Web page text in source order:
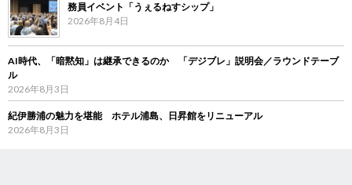
務員イベント「うぇるねすシップ」
2026年8月4日
AI時代、「暗黙知」は継承できるのか 「デジブレ」説明会／ラウンドテーブ
ル
2026年8月3日
紀伊勝浦の魅力を堪能 ホテル浦島、日昇館をリニューアル
2026年8月3日